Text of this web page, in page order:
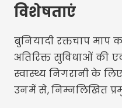
विशेषताएं
बुनियादी रक्तचाप माप
अतिरिक्त सुविधाओं की
स्वास्थ्य निगरानी के
उनमें से, निम्नलिखित